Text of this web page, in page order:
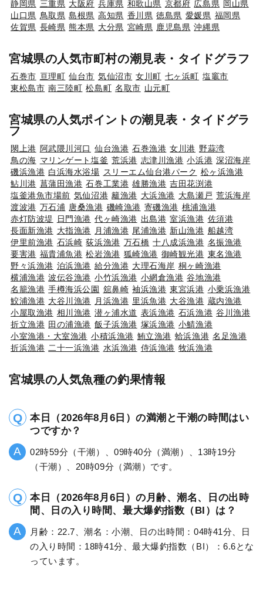
静岡県 三重県 大阪府 兵庫県 和歌山県 京都府 広島県 岡山県
山口県 鳥取県 島根県 高知県 香川県 徳島県 愛媛県 福岡県
佐賀県 長崎県 熊本県 大分県 宮崎県 鹿児島県 沖縄県
宮城県の人気市町村の潮見表・タイドグラフ
石巻市 亘理町 仙台市 気仙沼市 女川町 七ヶ浜町 塩竈市
東松島市 南三陸町 松島町 名取市 山元町
宮城県の人気ポイントの潮見表・タイドグラ
フ
閖上港 阿武隈川河口 仙台漁港 石巻漁港 女川港 野蒜湾
鳥の海 マリンゲート塩釜 荒浜港 志津川漁港 小浜港 深沼海岸
磯浜漁港 白浜海水浴場 スリーエム仙台港パーク 松ヶ浜漁港
鮎川港 菖蒲田漁港 石巻工業港 雄勝漁港 吉田花渕港
塩釜港魚市場前 気仙沼港 籬漁港 大浜漁港 大島瀬戸 荒浜海岸
渡波港 万石浦 唐桑漁港 磯崎漁港 寄磯漁港 桃浦漁港
赤灯防波堤
日門漁港 代ヶ崎漁港 出島港 室浜漁港 佐須港
長面新漁港 大指漁港 月浦漁港 尾浦漁港 新山漁港 船越湾
伊里前漁港 石浜崎 荻浜漁港 万石橋 十八成浜漁港 名振漁港
要害港 福貴浦魚港 松岩漁港 狐崎漁港 御崎観光港 東名漁港
野々浜漁港 泊浜漁港 給分漁港 大理石海岸 桐ヶ崎漁港
横浦漁港 波伝谷漁港 小竹浜漁港 小網倉漁港 谷地漁港
名籠漁港 手樽海浜公園 舘鼻崎 袖浜漁港 東宮浜港 小乗浜漁港
鮫浦漁港 大谷川漁港 月浜漁港 里浜魚港 大谷漁港 蔵内漁港
小屋取漁港 相川漁港 潜ヶ浦水道 表浜漁港 石浜漁港 谷川漁港
折立漁港 田の浦漁港 飯子浜漁港 塚浜漁港 小鯖漁港
小室漁港・大室漁港 小積浜漁港 鮪立漁港 蛤浜漁港 名足漁港
折浜漁港 二十一浜漁港 水浜漁港 侍浜漁港 牧浜漁港
宮城県の人気魚種の釣果情報
本日（2026年8月6日）の満潮と干潮の時間はい
つですか？
02時59分（干潮）、09時40分（満潮）、13時19分
（干潮）、20時09分（満潮）です。
本日（2026年8月6日）の月齢、潮名、日の出時
間、日の入り時間、最大爆釣指数（BI）は？
月齢：22.7、潮名：小潮、日の出時間：04時41分、日
の入り時間：18時41分、最大爆釣指数（BI）：6.6とな
っています。